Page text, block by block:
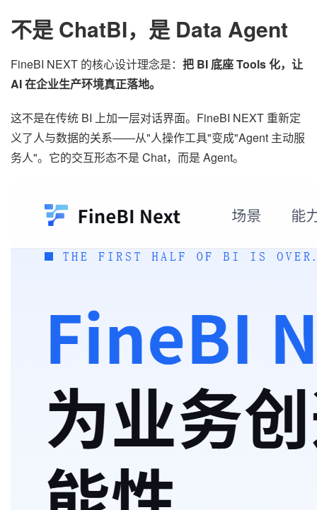
不是 ChatBI，是 Data Agent
FineBI NEXT 的核心设计理念是： 把 BI 底座 Tools 化，让
AI 在企业生产环境真正落地。
这不是在传统 BI 上加一层对话界面。FineBI NEXT 重新定
义了人与数据的关系——从"人操作工具"变成"Agent 主动服
务人"。它的交互形态不是 Chat，而是 Agent。